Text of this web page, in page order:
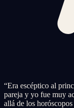
“Era escéptico al
pareja y yo fue muy
allá de los